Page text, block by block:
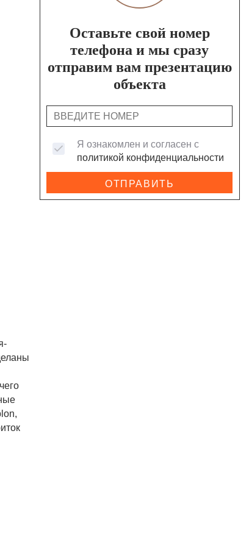
Оставьте свой номер
телефона и мы сразу
отправим вам презентацию
объекта
Я ознакомлен и согласен с
политикой конфиденциальности
ОТПРАВИТЬ